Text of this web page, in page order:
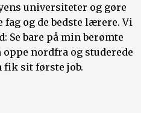
universiteter og gøre
og de bedste lærere. Vi
Se bare på min berømte
nordfra og studerede
fik sit første job.